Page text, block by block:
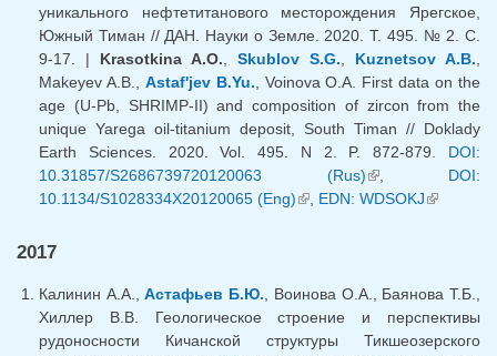
уникального нефтетитанового месторождения Ярегское,
Южный Тиман // ДАН. Науки о Земле. 2020. Т. 495. № 2. С.
9-17. | Krasotkina A.O. Skublov S.G. Kuznetsov A.B.
Makeyev A.B., Astaf'jev B.Yu. , Voinova O.A. First data on the
age (U-Pb, SHRIMP-II) and composition of zircon from the
unique Yarega oil-titanium deposit, South Timan // Doklady
Earth Sciences. 2020. Vol. 495. N 2. P. 872-879. DOI:
10.31857/S2686739720120063 (Rus)(link is external)
, DOI:
10.1134/S1028334X20120065 (Eng)(link is external)
EDN: WDSOKJ(link is
2017
Калинин А.А.,Астафьев Б.Ю. , Воинова О.А., Баянова Т.Б.,
Хиллер В.В. Геологическое строение и перспективы
рудоносности Кичанской структуры Тикшеозерского